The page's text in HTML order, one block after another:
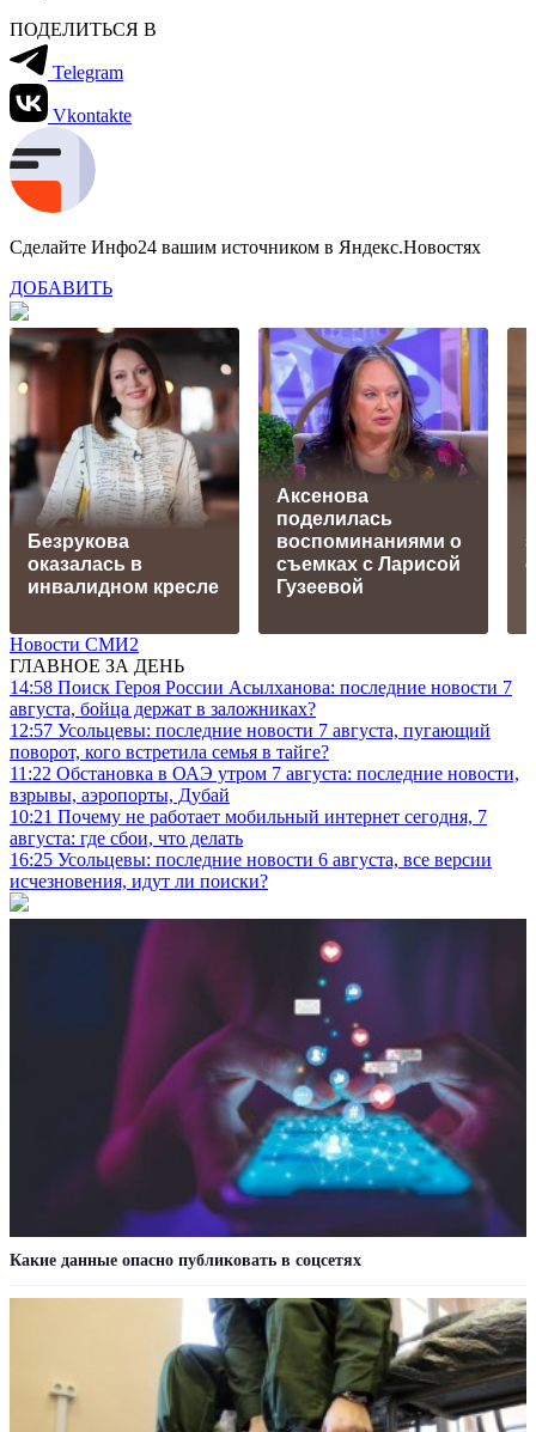
ПОДЕЛИТЬСЯ В
Telegram
Vkontakte
Сделайте Инфо24 вашим источником в Яндекс.Новостях
ДОБАВИТЬ
Безрукова
оказалась в
инвалидном кресле
Аксенова
поделилась
воспоминаниями о
съемках с Ларисой
Гузеевой
Новости СМИ2
ГЛАВНОЕ ЗА ДЕНЬ
14:58 Поиск Героя России Асылханова: последние новости 7
августа, бойца держат в заложниках?
12:57 Усольцевы: последние новости 7 августа, пугающий
поворот, кого встретила семья в тайге?
11:22 Обстановка в ОАЭ утром 7 августа: последние новости,
взрывы, аэропорты, Дубай
10:21 Почему не работает мобильный интернет сегодня, 7
августа: где сбои, что делать
16:25 Усольцевы: последние новости 6 августа, все версии
исчезновения, идут ли поиски?
Какие данные опасно публиковать в соцсетях